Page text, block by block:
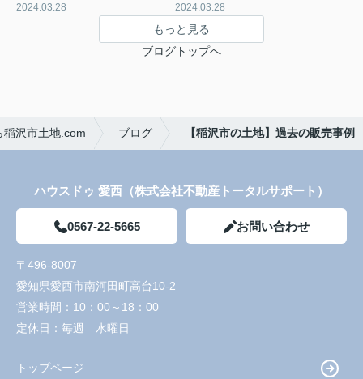
2024.03.28 2024.03.28
もっと見る
ブログトップへ
沢市土地.com ブログ 【稲沢市の土地】過去の販売事例
ハウスドゥ 愛西（株式会社不動産トータルサポート）
0567-22-5665 お問い合わせ
〒496-8007
愛知県愛西市南河田町高台10-2
営業時間： 10：00～18：00
定休日： 毎週 水曜日
トップページ